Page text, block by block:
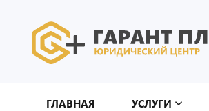
Перейти к содержимому
ГЛАВНАЯ УСЛУГИ